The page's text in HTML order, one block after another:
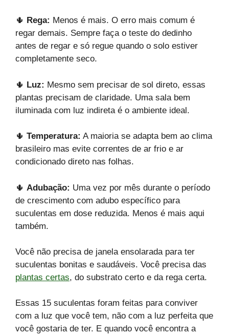
🌵 Rega: Menos é mais. O erro mais comum é
regar demais. Sempre faça o teste do dedinho
antes de regar e só regue quando o solo estiver
completamente seco.
🌵 Luz: Mesmo sem precisar de sol direto, essas
plantas precisam de claridade. Uma sala bem
iluminada com luz indireta é o ambiente ideal.
🌵 Temperatura: A maioria se adapta bem ao clima
brasileiro mas evite correntes de ar frio e ar
condicionado direto nas folhas.
🌵 Adubação: Uma vez por mês durante o período
de crescimento com adubo específico para
suculentas em dose reduzida. Menos é mais aqui
também.
Você não precisa de janela ensolarada para ter
suculentas bonitas e saudáveis. Você precisa das
plantas certas, do substrato certo e da rega certa.
Essas 15 suculentas foram feitas para conviver
com a luz que você tem, não com a luz perfeita que
você gostaria de ter. E quando você encontra a